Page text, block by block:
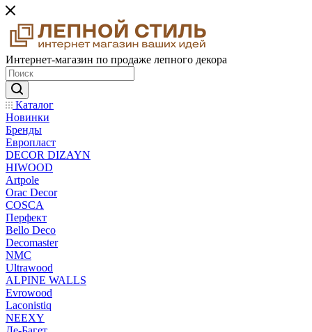
Интернет-магазин по продаже лепного декора
Каталог
Новинки
Бренды
Европласт
DECOR DIZAYN
HIWOOD
Artpole
Orac Decor
COSCA
Перфект
Bello Deco
Decomaster
NMС
Ultrawood
ALPINE WALLS
Evrowood
Laconistiq
NEEXY